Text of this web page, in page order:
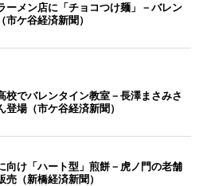
ーメン店に「チョコつけ麺」－バレン
市ケ谷経済新聞）
校でバレンタイン教室－長澤まさみさ
登場（市ケ谷経済新聞）
向け「ハート型」煎餅－虎ノ門の老舗
売（新橋経済新聞）